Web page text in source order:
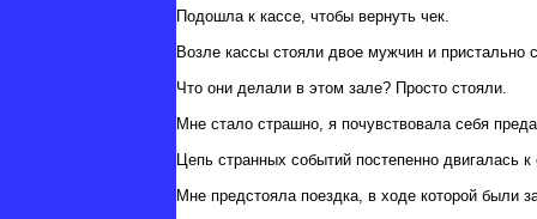
Подошла к кассе, чтобы вернуть чек.
Возле кассы стояли двое мужчин и пристально
Что они делали в этом зале? Просто стояли.
Мне стало страшно, я почувствовала себя
Цепь странных событий постепенно двигалась
Мне предстояла поездка, в ходе которой были